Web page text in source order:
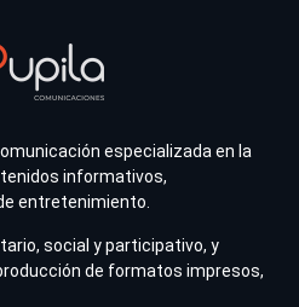
especializada en la
informativos,
entretenimiento.
social y participativo, y
de formatos impresos,